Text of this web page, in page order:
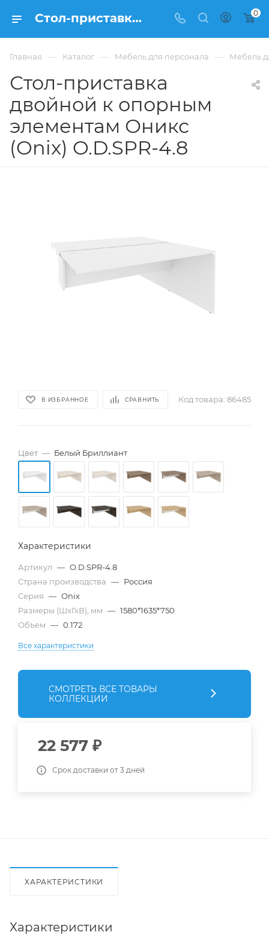
Стол-приставка двойной к опорным элементам Оникс (Onix) O.D.SPR-4.8 из ЛДСП купить в Москве, цена 22 577 ₽ - интернет-магазин ФРАНКОМ 0
Главная — Каталог — Мебель для персонала — Мебель
Стол-приставка
двойной к опорным
элементам Оникс
(Onix) O.D.SPR-4.8
В ИЗБРАННОЕ СРАВНИТЬ Код товара: 86485
Цвет — Белый Бриллиант
Характеристики
Артикул — O.D.SPR-4.8
Страна производства — Россия
Серия — Onix
Размеры (ШхГхВ), мм — 1580*1635*750
Объем — 0.172
Все характеристики
СМОТРЕТЬ ВСЕ ТОВАРЫ
КОЛЛЕКЦИИ
22 577 ₽
Срок доставки от 3 дней
ХАРАКТЕРИСТИКИ
Характеристики